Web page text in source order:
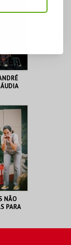
NÃO
PARA